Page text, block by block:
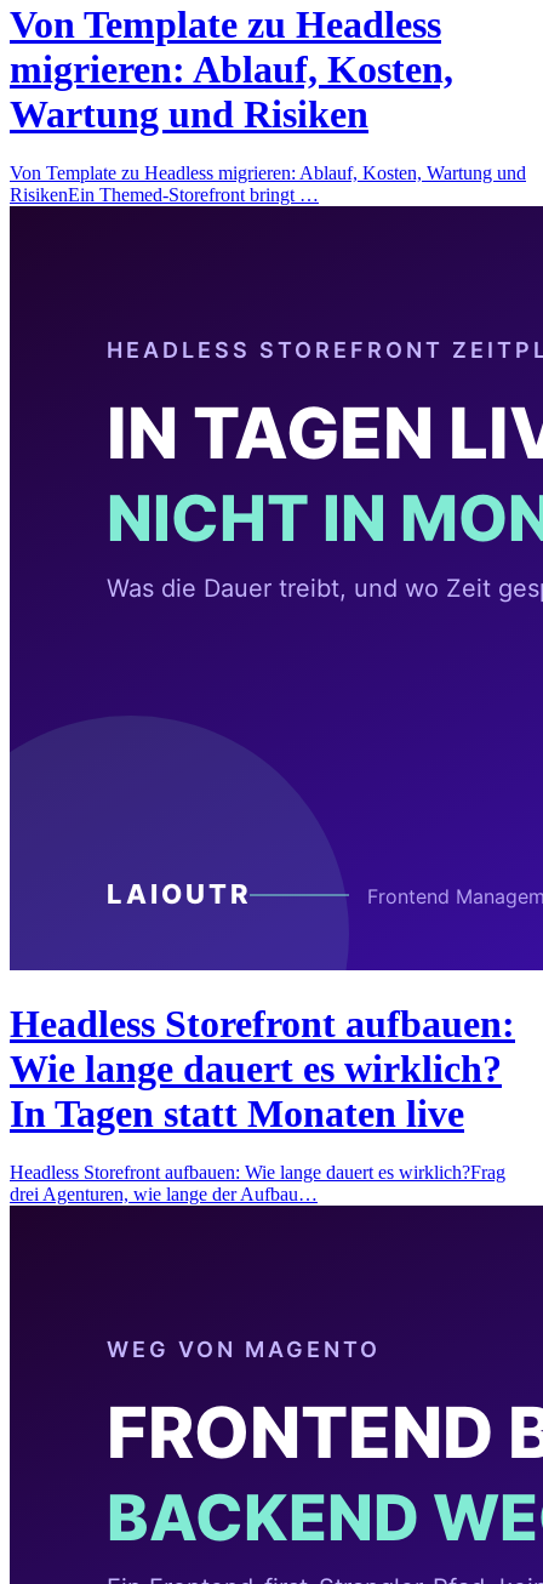
Von Template zu Headless
migrieren: Ablauf, Kosten,
Wartung und Risiken
Von Template zu Headless migrieren: Ablauf, Kosten, Wartung und
RisikenEin Themed-Storefront bringt …
Headless Storefront aufbauen:
Wie lange dauert es wirklich?
In Tagen statt Monaten live
Headless Storefront aufbauen: Wie lange dauert es wirklich?Frag
drei Agenturen, wie lange der Aufbau…